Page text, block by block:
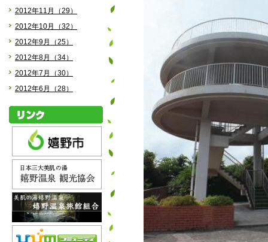
2012年11月（29）
2012年10月（32）
2012年9月（25）
2012年8月（34）
2012年7月（30）
2012年6月（28）